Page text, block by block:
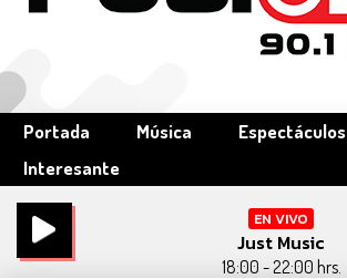
Portada Música Espectáculos
Interesante
EN VIVO
Just Music
18:00 - 22:00 hrs.